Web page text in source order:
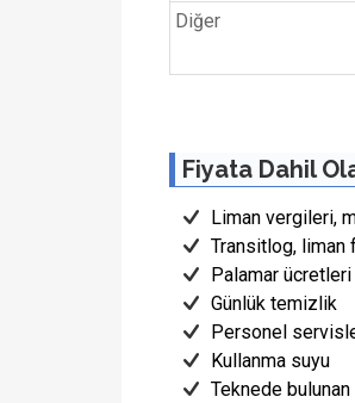
Diğer
Fiyata Dahil
Liman vergileri,
Transitlog,
Palamar ücretleri
Günlük temizlik
Personel
Kullanma suyu
Teknede